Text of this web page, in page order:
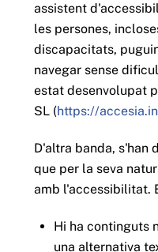
assistent
les persones,
discapacitats,
navegar sense
estat desenvolupat
SL (https://
D'altra banda, s'han
que per la seva
amb l'accessibilitat.
Hi ha continguts
una alternativa